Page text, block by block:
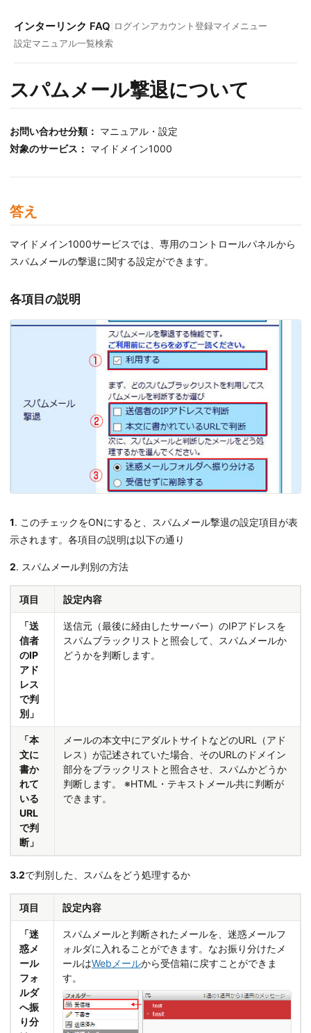
インターリンク FAQ ログインアカウント登録マイメニュー
設定マニュアル一覧検索
スパムメール撃退について
お問い合わせ分類： マニュアル・設定
対象のサービス： マイドメイン1000
答え
マイドメイン1000サービスでは、専用のコントロールパネルから
スパムメールの撃退に関する設定ができます。
各項目の説明
1. このチェックをONにすると、スパムメール撃退の設定項目が表
示されます。各項目の説明は以下の通り
2. スパムメール判別の方法
項目 設定内容
「送
信者
のIP
アド
レス
で判
別」
送信元（最後に経由したサーバー）のIPアドレスを
スパムブラックリストと照会して、スパムメールか
どうかを判断します。
「本
文に
書か
れて
いる
URL
で判
断」
メールの本文中にアダルトサイトなどのURL（アド
レス）が記述されていた場合、そのURLのドメイン
部分をブラックリストと照合させ、スパムかどうか
判断します。 ※HTML・テキストメール共に判断が
できます。
3.2で判別した、スパムをどう処理するか
項目 設定内容
「迷
惑メ
ール
フォ
ルダ
へ振
り分
スパムメールと判断されたメールを、迷惑メールフ
ォルダに入れることができます。なお振り分けたメ
ールはWebメールから受信箱に戻すことができま
す。